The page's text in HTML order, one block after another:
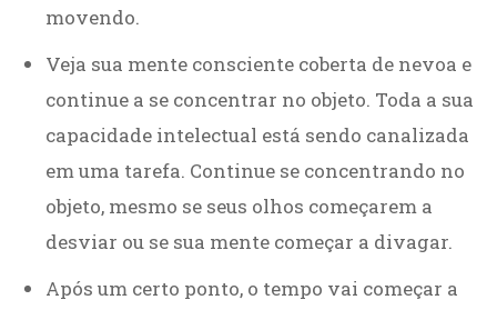
movendo.
Veja sua mente consciente coberta de nevoa e
continue a se concentrar no objeto. Toda a sua
capacidade intelectual está sendo canalizada
em uma tarefa. Continue se concentrando no
objeto, mesmo se seus olhos começarem a
desviar ou se sua mente começar a divagar.
Após um certo ponto, o tempo vai começar a